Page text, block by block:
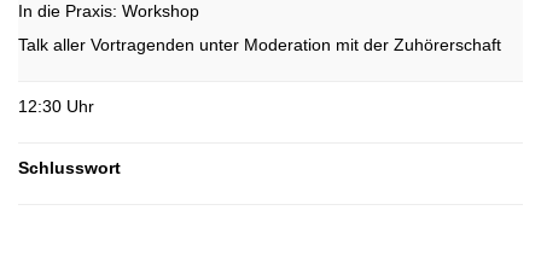
In die Praxis: Workshop
Talk aller Vortragenden unter Moderation mit der Zuhörerschaft
12:30 Uhr
Schlusswort